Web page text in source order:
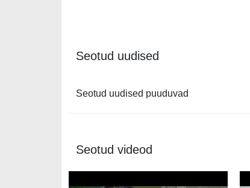
Seotud uudised
Seotud uudised puuduvad
Seotud videod